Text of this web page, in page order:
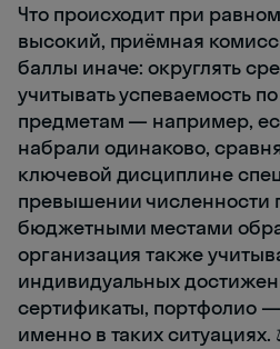
Что происходит при
высокий, приёмная
баллы иначе: округлять
учитывать успеваемость
предметам — например,
набрали одинаково,
ключевой дисциплине
превышении численности
бюджетными местами
организация также
индивидуальных
сертификаты, портфолио —
именно в таких ситуациях.